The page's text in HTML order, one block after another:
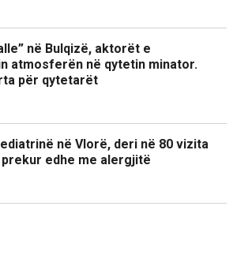
në Bulqizë, aktorët e
atmosferën në qytetin minator.
për qytetarët
në Vlorë, deri në 80 vizita
edhe me alergjitë